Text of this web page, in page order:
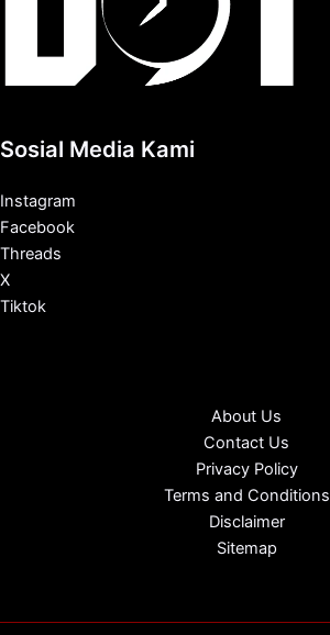
Sosial Media Kami
Instagram
Facebook
Threads
X
Tiktok
About Us
Contact Us
Privacy Policy
Terms and Conditions
Disclaimer
Sitemap